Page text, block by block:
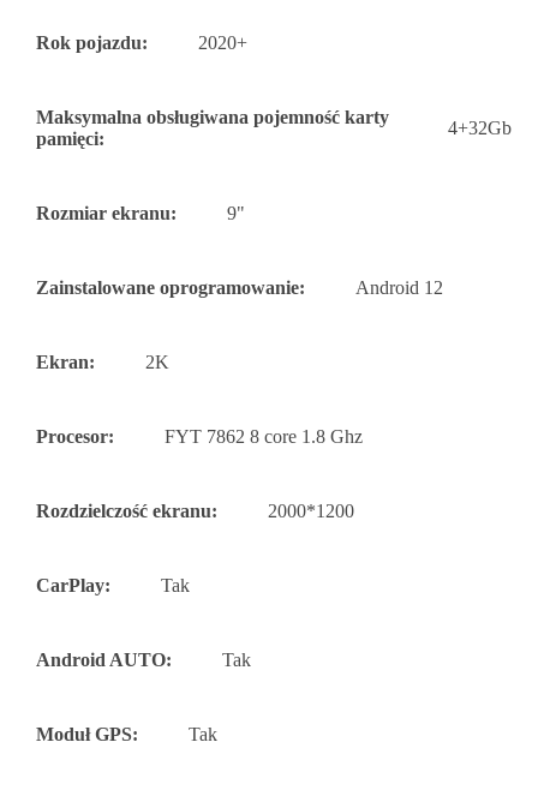
Rok pojazdu: 2020+
Maksymalna obsługiwana pojemność karty
pamięci:
4+32Gb
Rozmiar ekranu: 9"
Zainstalowane oprogramowanie: Android 12
Ekran: 2K
Procesor: FYT 7862 8 core 1.8 Ghz
Rozdzielczość ekranu: 2000*1200
CarPlay: Tak
Android AUTO: Tak
Moduł GPS: Tak